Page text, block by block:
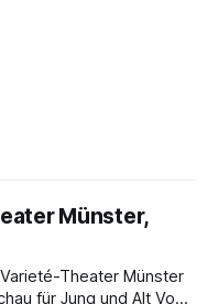
Münster,
für Jung und Alt Von